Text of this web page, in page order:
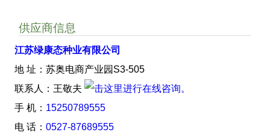
供应商信息
江苏绿康态种业有限公司
地 址：苏奥电商产业园S3-505
联系人：王敬夫
手 机： 15250789555
电 话： 0527-87689555